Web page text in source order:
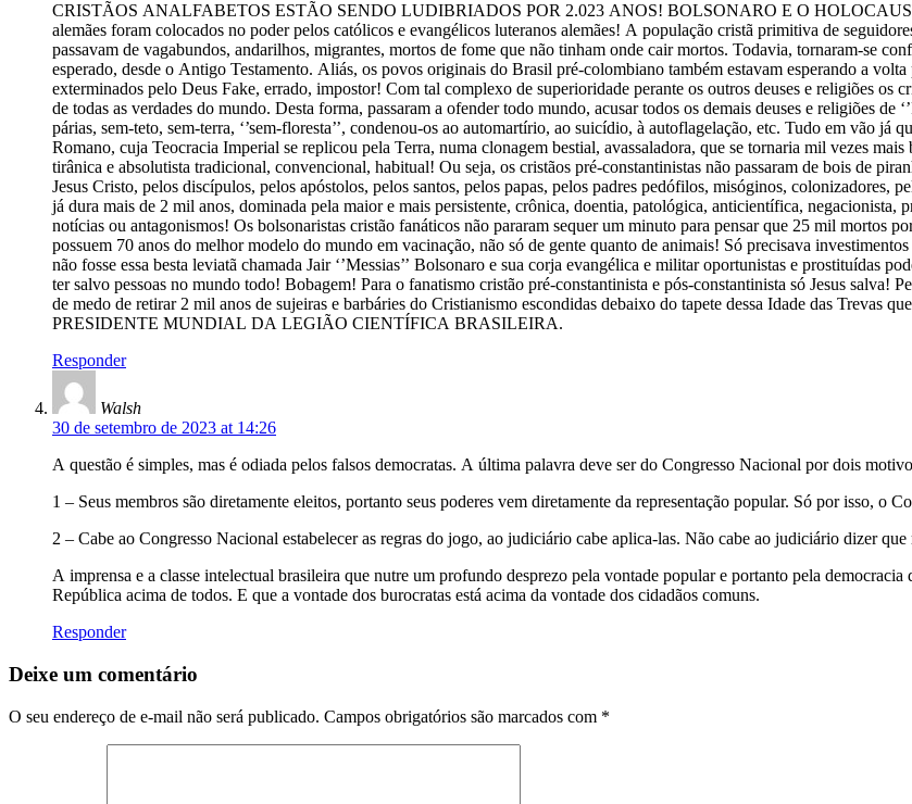
CRISTÃOS ANALFABETOS ESTÃO SENDO LUDIBRIADOS POR 2.023 ANOS! BOLSONARO E O
alemães foram colocados no poder pelos católicos e evangélicos luteranos alemães! A população cristã primitiva de
passavam de vagabundos, andarilhos, migrantes, mortos de fome que não tinham onde cair mortos. Todavia, tornaram-se
esperado, desde o Antigo Testamento. Aliás, os povos originais do Brasil pré-colombiano também estavam esperando a
exterminados pelo Deus Fake, errado, impostor! Com tal complexo de superioridade perante os outros deuses e religiões os
de todas as verdades do mundo. Desta forma, passaram a ofender todo mundo, acusar todos os demais deuses e religiões de
párias, sem-teto, sem-terra, ‘’sem-floresta’’, condenou-os ao automartírio, ao suicídio, à autoflagelação, etc. Tudo em vão já
Romano, cuja Teocracia Imperial se replicou pela Terra, numa clonagem bestial, avassaladora, que se tornaria mil vezes
tirânica e absolutista tradicional, convencional, habitual! Ou seja, os cristãos pré-constantinistas não passaram de bois de
Jesus Cristo, pelos discípulos, pelos apóstolos, pelos santos, pelos papas, pelos padres pedófilos, misóginos, colonizadores,
já dura mais de 2 mil anos, dominada pela maior e mais persistente, crônica, doentia, patológica, anticientífica,
notícias ou antagonismos! Os bolsonaristas cristão fanáticos não pararam sequer um minuto para pensar que 25 mil mortos
possuem 70 anos do melhor modelo do mundo em vacinação, não só de gente quanto de animais! Só precisava
não fosse essa besta leviatã chamada Jair ‘’Messias’’ Bolsonaro e sua corja evangélica e militar oportunistas e prostituídas
ter salvo pessoas no mundo todo! Bobagem! Para o fanatismo cristão pré-constantinista e pós-constantinista só Jesus salva!
de medo de retirar 2 mil anos de sujeiras e barbáries do Cristianismo escondidas debaixo do tapete dessa Idade das Trevas que se recusa a
PRESIDENTE MUNDIAL DA LEGIÃO CIENTÍFICA BRASILEIRA.
Responder
Walsh
30 de setembro de 2023 at 14:26
A questão é simples, mas é odiada pelos falsos democratas. A última palavra deve ser do Congresso Nacional por dois
1 – Seus membros são diretamente eleitos, portanto seus poderes vem diretamente da representação popular. Só por isso, o
2 – Cabe ao Congresso Nacional estabelecer as regras do jogo, ao judiciário cabe aplica-las. Não cabe ao judiciário dizer
A imprensa e a classe intelectual brasileira que nutre um profundo desprezo pela vontade popular e portanto pela
República acima de todos. E que a vontade dos burocratas está acima da vontade dos cidadãos comuns.
Responder
Deixe um comentário
O seu endereço de e-mail não será publicado. Campos obrigatórios são marcados com *